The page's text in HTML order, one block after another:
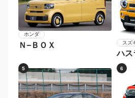
ホンダ
Ｎ−ＢＯＸ スズ
ハス
5 6